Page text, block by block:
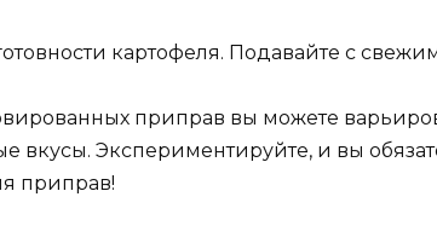
картофеля. Подавайте с
приправ вы можете
вкусы. Экспериментируйте, и вы
приправ!